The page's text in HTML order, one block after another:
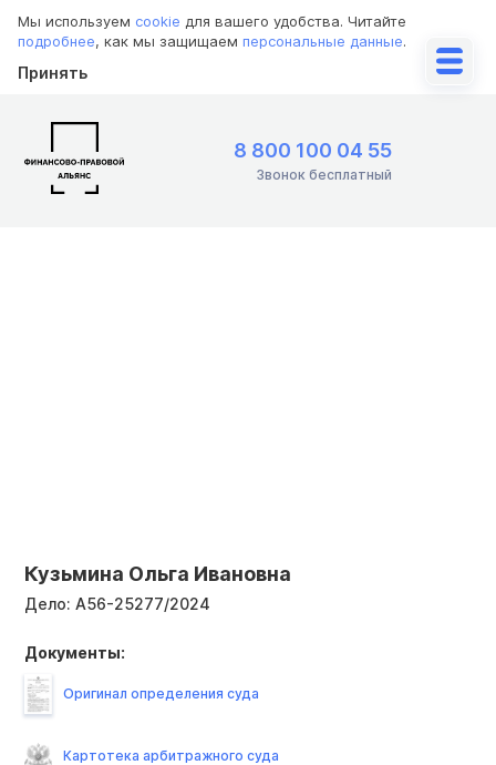
Мы используем cookie для вашего удобства. Читайте
подробнее, как мы защищаем персональные данные.
Принять
8 800 100 04 55
Звонок бесплатный
Кузьмина Ольга Ивановна
Дело: А56-25277/2024
Документы:
Оригинал определения суда
Картотека арбитражного суда